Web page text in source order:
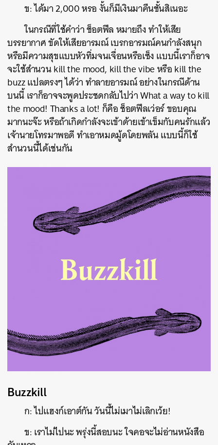
ข: ได้มา 2,000 หรอ งั้นก็มีเงินมาคืนชั้นสิเนอะ
ในกรณีที่ใช้คำว่า ช็อตฟีล หมายถึง ทำให้เสีย
บรรยากาศ ขัดให้เสียอารมณ์ เบรกอารมณ์คนกำลังสนุก
หรือมีความสุขแบบหัวทิ่มจนเจื่อนหรือเซ็ง แบบนี้เราก็อาจ
จะใช้สำนวน kill the mood, kill the vibe หรือ kill the
buzz แปลตรงๆ ได้ว่า ทำลายอารมณ์ อย่างในกรณีด้าน
บนนี้ เราก็อาจจะพูดประชดกลับไปว่า What a way to kill
the mood! Thanks a lot! ก็คือ ช็อตฟีลเว่อร์ ขอบคุณ
มากนะจ๊ะ หรือถ้าเกิดกำลังจะเข้าด้ายเข้าเข็มกับคนรักแล้ว
เจ้านายโทรมาพอดี ทำเอาหมดมู้ดโดยพลัน แบบนี้ก็ใช้
สำนวนนี้ได้เช่นกัน
Buzzkill
ก: ไปแฮงก์เอาต์กัน วันนี้ไม่เมาไม่เลิกเว้ย!
ข: เราไม่ไปนะ พรุ่งนี้สอบนะ ใจคอจะไม่อ่านหนังสือ